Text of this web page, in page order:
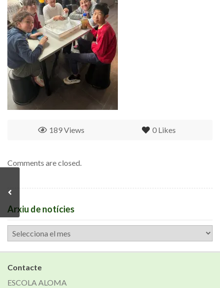
0 Likes
189 Views
Comments are closed.
Arxiu de notícies
Arxiu
de
notícies
Contacte
ESCOLA ALOMA